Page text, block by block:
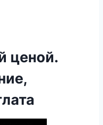
ценой.